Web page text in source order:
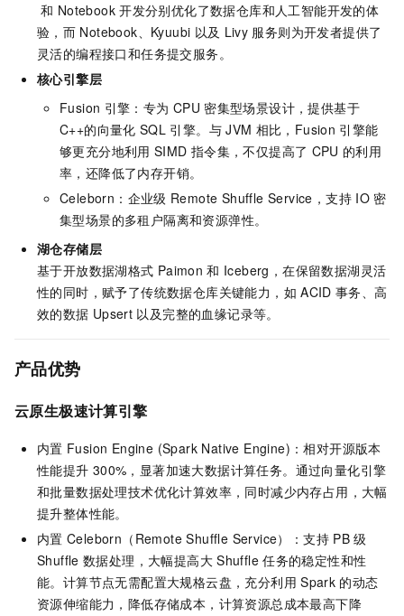
和 Notebook 开发分别优化了数据仓库和人工智能开发的体
验，而 Notebook、Kyuubi 以及 Livy 服务则为开发者提供了
灵活的编程接口和任务提交服务。
核心引擎层
Fusion 引擎：专为 CPU 密集型场景设计，提供基于
C++的向量化 SQL 引擎。与 JVM 相比，Fusion 引擎能
够更充分地利用 SIMD 指令集，不仅提高了 CPU 的利用
率，还降低了内存开销。
Celeborn：企业级 Remote Shuffle Service，支持 IO 密
集型场景的多租户隔离和资源弹性。
湖仓存储层
基于开放数据湖格式 Paimon 和 Iceberg，在保留数据湖灵活
性的同时，赋予了传统数据仓库关键能力，如 ACID 事务、高
效的数据 Upsert 以及完整的血缘记录等。
产品优势
云原生极速计算引擎
内置 Fusion Engine (Spark Native Engine)：相对开源版本
性能提升 300%，显著加速大数据计算任务。通过向量化引擎
和批量数据处理技术优化计算效率，同时减少内存占用，大幅
提升整体性能。
内置 Celeborn（Remote Shuffle Service）：支持 PB 级
Shuffle 数据处理，大幅提高大 Shuffle 任务的稳定性和性
能。计算节点无需配置大规格云盘，充分利用 Spark 的动态
资源伸缩能力，降低存储成本，计算资源总成本最高下降